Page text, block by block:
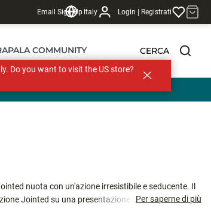
Email Sign Up Italy Login | Registrati
COMMUNITY CERCA
nuota con un'azione irresistibile e seducente. Il
Jointed su una presentazione lenta, mentre
Per saperne di più
Do you want to visit the US store?